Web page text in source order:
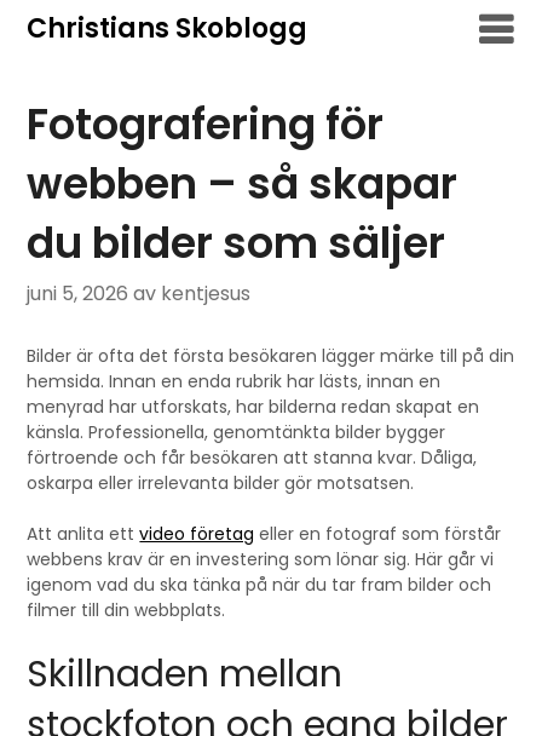
HoppaChristians Skoblogg
Fotografering för
webben – så skapar
du bilder som säljer
juni 5, 2026 av kentjesus
Bilder är ofta det första besökaren lägger märke till på din
hemsida. Innan en enda rubrik har lästs, innan en
menyrad har utforskats, har bilderna redan skapat en
känsla. Professionella, genomtänkta bilder bygger
förtroende och får besökaren att stanna kvar. Dåliga,
oskarpa eller irrelevanta bilder gör motsatsen.
Att anlita ettvideo företag eller en fotograf som förstår
webbens krav är en investering som lönar sig. Här går vi
igenom vad du ska tänka på när du tar fram bilder och
filmer till din webbplats.
Skillnaden mellan
stockfoton och egna bilder